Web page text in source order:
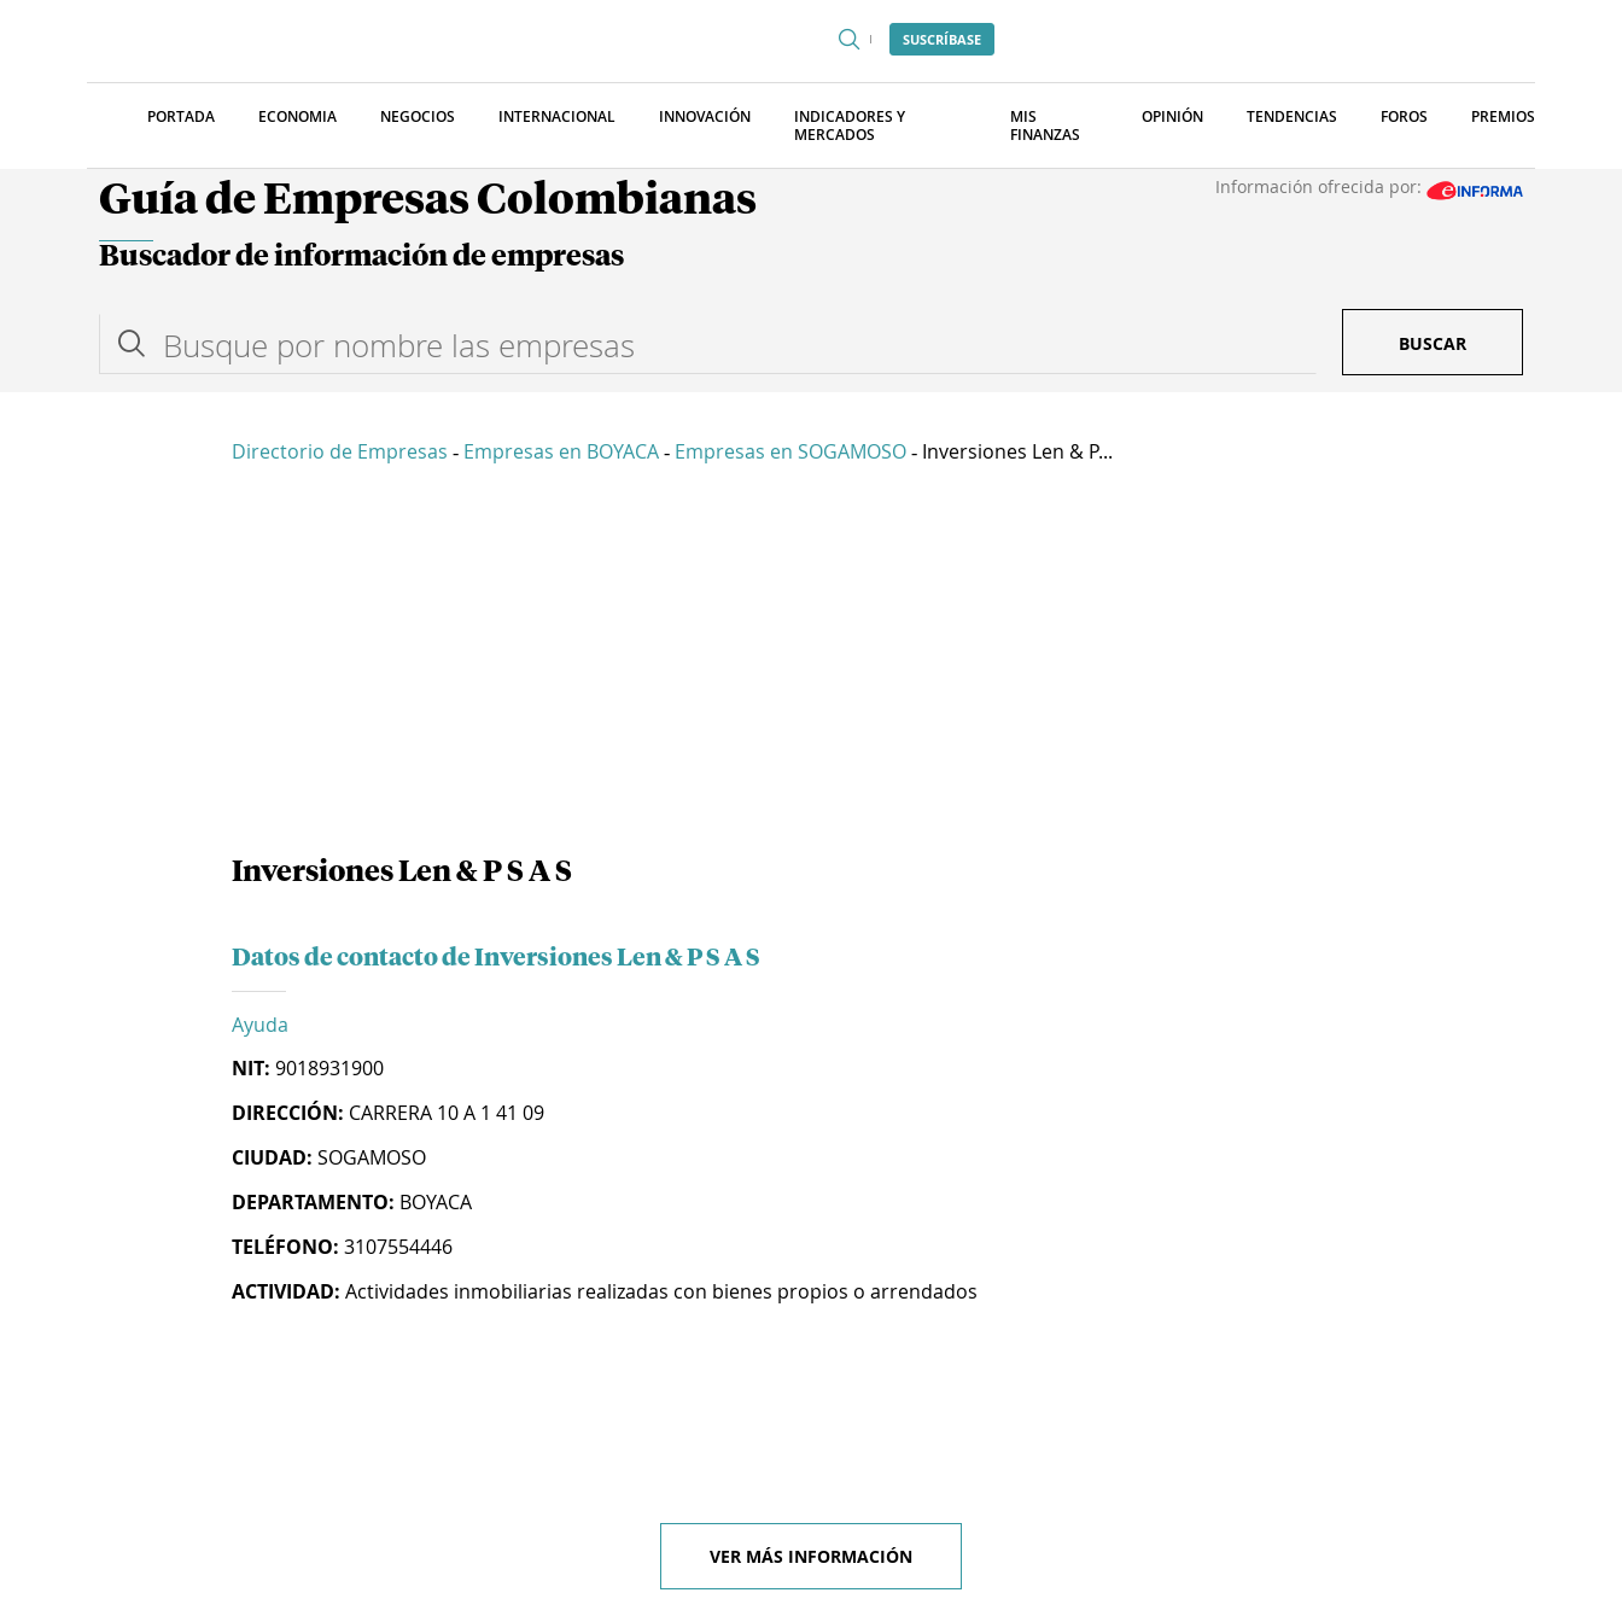
SUSCRÍBASE
PORTADA ECONOMIA NEGOCIOS INTERNACIONAL INNOVACIÓN
INDICADORES Y
MERCADOS
MIS
FINANZAS
OPINIÓN TENDENCIAS FOROS PREMIOS
Guía de Empresas Colombianas Información ofrecida por:
Buscador de información de empresas
BUSCAR
Directorio de Empresas - Empresas en BOYACA - Empresas en SOGAMOSO - Inversiones Len & P...
Inversiones Len & P S A S
Datos de contacto de Inversiones Len & P S A S
Ayuda
NIT: 9018931900
DIRECCIÓN: CARRERA 10 A 1 41 09
CIUDAD: SOGAMOSO
DEPARTAMENTO: BOYACA
TELÉFONO: 3107554446
ACTIVIDAD: Actividades inmobiliarias realizadas con bienes propios o arrendados
VER MÁS INFORMACIÓN